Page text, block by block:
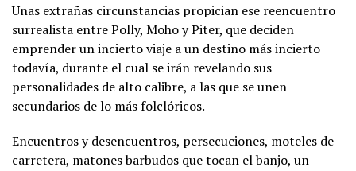
Unas extrañas circunstancias propician ese reencuentro
surrealista entre Polly, Moho y Piter, que deciden
emprender un incierto viaje a un destino más incierto
todavía, durante el cual se irán revelando sus
personalidades de alto calibre, a las que se unen
secundarios de lo más folclóricos.
Encuentros y desencuentros, persecuciones, moteles de
carretera, matones barbudos que tocan el banjo, un